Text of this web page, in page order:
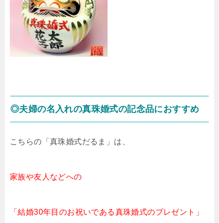
◎夫婦の名入れの真珠婚式の記念品におすすめ
こちらの「真珠婚式だるま」は、
家族や友人などへの
「結婚30年目のお祝いである真珠婚式のプレゼント」